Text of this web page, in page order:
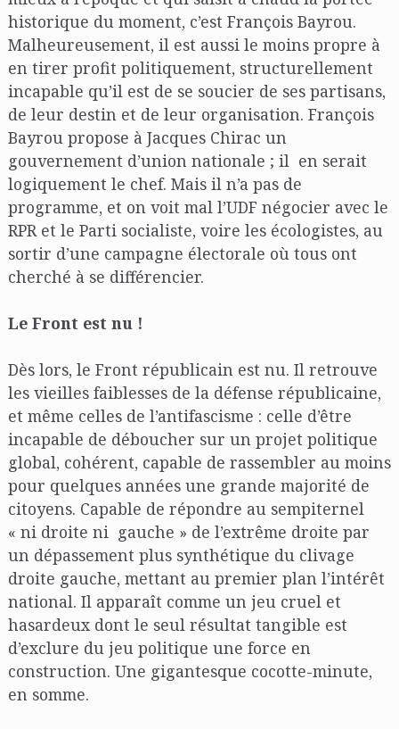
historique du moment, c’est François Bayrou.
Malheureusement, il est aussi le moins propre à
en tirer profit politiquement, structurellement
incapable qu’il est de se soucier de ses partisans,
de leur destin et de leur organisation. François
Bayrou propose à Jacques Chirac un
gouvernement d’union nationale ; il en serait
logiquement le chef. Mais il n’a pas de
programme, et on voit mal l’UDF négocier avec le
RPR et le Parti socialiste, voire les écologistes, au
sortir d’une campagne électorale où tous ont
cherché à se différencier.
Le Front est nu !
Dès lors, le Front républicain est nu. Il retrouve
les vieilles faiblesses de la défense républicaine,
et même celles de l’antifascisme : celle d’être
incapable de déboucher sur un projet politique
global, cohérent, capable de rassembler au moins
pour quelques années une grande majorité de
citoyens. Capable de répondre au sempiternel
« ni droite ni gauche » de l’extrême droite par
un dépassement plus synthétique du clivage
droite gauche, mettant au premier plan l’intérêt
national. Il apparaît comme un jeu cruel et
hasardeux dont le seul résultat tangible est
d’exclure du jeu politique une force en
construction. Une gigantesque cocotte-minute,
en somme.